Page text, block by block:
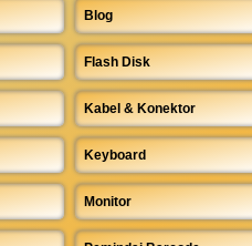
Blog
Flash Disk
Kabel & Konektor
Keyboard
Monitor